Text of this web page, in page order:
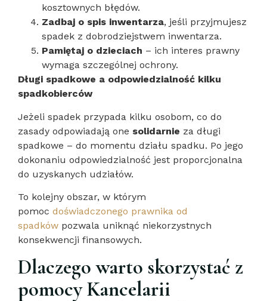
kosztownych błędów.
Zadbaj o spis inwentarza, jeśli przyjmujesz
spadek z dobrodziejstwem inwentarza.
Pamiętaj o dzieciach – ich interes prawny
wymaga szczególnej ochrony.
Długi spadkowe a odpowiedzialność kilku
spadkobierców
Jeżeli spadek przypada kilku osobom, co do
zasady odpowiadają one solidarnie za długi
spadkowe – do momentu działu spadku. Po jego
dokonaniu odpowiedzialność jest proporcjonalna
do uzyskanych udziałów.
To kolejny obszar, w którym
pomoc doświadczonego prawnika od
spadków pozwala uniknąć niekorzystnych
konsekwencji finansowych.
Dlaczego warto skorzystać z
pomocy Kancelarii